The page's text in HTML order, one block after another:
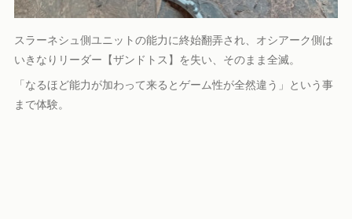
スラーネシュ側ユニットの能力に終始翻弄され、オシアーク側は
いきなりリーダー【ザンドトス】を失い、そのまま全滅。
「なるほど能力が加わって来るとゲーム性が全然違う」という事
まで体験。